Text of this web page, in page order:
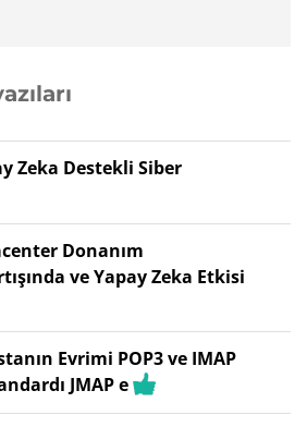
Zeka Destekli Siber
Donanım
ve Yapay Zeka Etkisi
Evrimi POP3 ve IMAP
JMAP e